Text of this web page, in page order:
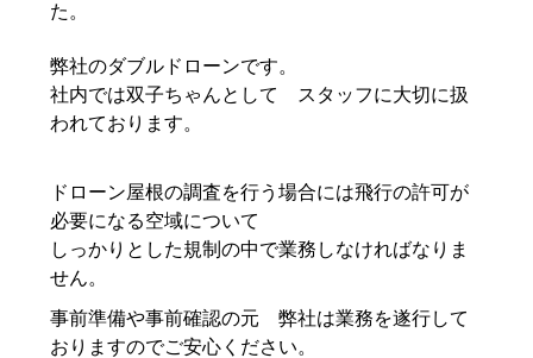
た。
弊社のダブルドローンです。
社内では双子ちゃんとして スタッフに大切に扱
われております。
ドローン屋根の調査を行う場合には飛行の許可が
必要になる空域について
しっかりとした規制の中で業務しなければなりま
せん。
事前準備や事前確認の元 弊社は業務を遂行して
おりますのでご安心ください。